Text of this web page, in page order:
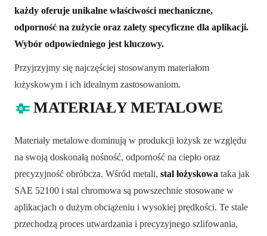
każdy oferuje unikalne właściwości mechaniczne,
odporność na zużycie oraz zalety specyficzne dla aplikacji.
Wybór odpowiedniego jest kluczowy.
Przyjrzyjmy się najczęściej stosowanym materiałom
łożyskowym i ich idealnym zastosowaniom.
MATERIAŁY METALOWE
Materiały metalowe dominują w produkcji łożysk ze względu
na swoją doskonałą nośność, odporność na ciepło oraz
precyzyjność obróbcza. Wśród metali, stal łożyskowa taka jak
SAE 52100 i stal chromowa są powszechnie stosowane w
aplikacjach o dużym obciążeniu i wysokiej prędkości. Te stale
przechodzą proces utwardzania i precyzyjnego szlifowania,